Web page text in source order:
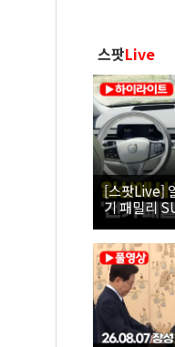
스팟Live
[스팟Live]
기 패밀리